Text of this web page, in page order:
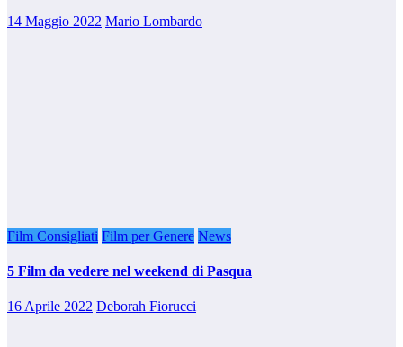
14 Maggio 2022 Mario Lombardo
Film Consigliati Film per Genere News
5 Film da vedere nel weekend di Pasqua
16 Aprile 2022 Deborah Fiorucci